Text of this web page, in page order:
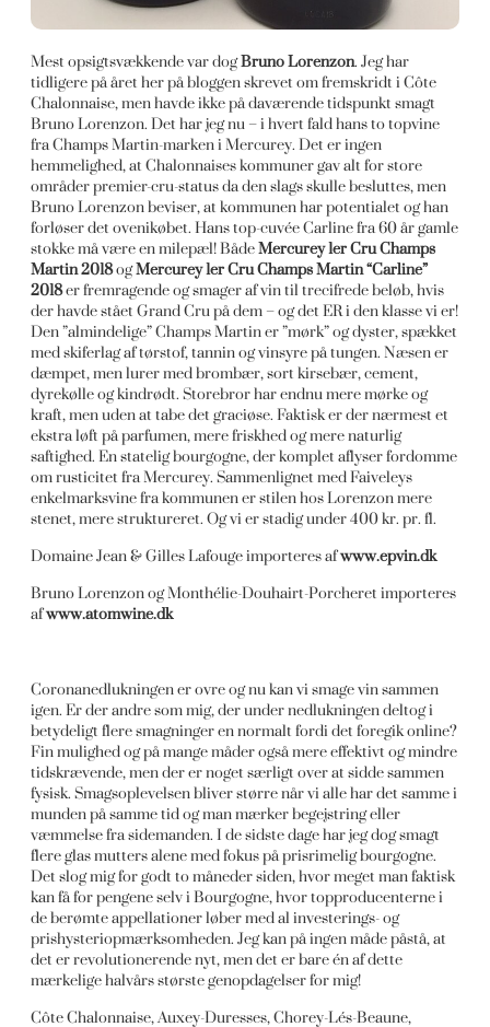
Mest opsigtsvækkende var dogBruno Lorenzon. Jeg har
tidligere på året her på bloggen skrevet om fremskridt i Côte
Chalonnaise, men havde ikke på daværende tidspunkt smagt
Bruno Lorenzon. Det har jeg nu – i hvert fald hans to topvine
fra Champs Martin-marken i Mercurey. Det er ingen
hemmelighed, at Chalonnaises kommuner gav alt for store
områder premier-cru-status da den slags skulle besluttes, men
Bruno Lorenzon beviser, at kommunen har potentialet og han
forløser det ovenikøbet. Hans top-cuvée Carline fra 60 år gamle
stokke må være en milepæl! BådeMercurey 1er Cru Champs
Martin 2018ogMercurey 1er Cru Champs Martin “Carline”
2018er fremragende og smager af vin til trecifrede beløb, hvis
der havde stået Grand Cru på dem – og det ER i den klasse vi er!
Den ”almindelige” Champs Martin er ”mørk” og dyster, spækket
med skiferlag af tørstof, tannin og vinsyre på tungen. Næsen er
dæmpet, men lurer med brombær, sort kirsebær, cement,
dyrekølle og kindrødt. Storebror har endnu mere mørke og
kraft, men uden at tabe det graciøse. Faktisk er der nærmest et
ekstra løft på parfumen, mere friskhed og mere naturlig
saftighed. En statelig bourgogne, der komplet aflyser fordomme
om rusticitet fra Mercurey. Sammenlignet med Faiveleys
enkelmarksvine fra kommunen er stilen hos Lorenzon mere
stenet, mere struktureret. Og vi er stadig under 400 kr. pr. fl.
Domaine Jean & Gilles Lafouge importeres afwww.epvin.dk
Bruno Lorenzon og Monthélie-Douhairt-Porcheret importeres
afwww.atomwine.dk
Coronanedlukningen er ovre og nu kan vi smage vin sammen
igen. Er der andre som mig, der under nedlukningen deltog i
betydeligt flere smagninger en normalt fordi det foregik online?
Fin mulighed og på mange måder også mere effektivt og mindre
tidskrævende, men der er noget særligt over at sidde sammen
fysisk. Smagsoplevelsen bliver større når vi alle har det samme i
munden på samme tid og man mærker begejstring eller
væmmelse fra sidemanden. I de sidste dage har jeg dog smagt
flere glas mutters alene med fokus på prisrimelig bourgogne.
Det slog mig for godt to måneder siden, hvor meget man faktisk
kan få for pengene selv i Bourgogne, hvor topproducenterne i
de berømte appellationer løber med al investerings- og
prishysteriopmærksomheden. Jeg kan på ingen måde påstå, at
det er revolutionerende nyt, men det er bare én af dette
mærkelige halvårs største genopdagelser for mig!
Côte Chalonnaise, Auxey-Duresses, Chorey-Lés-Beaune,